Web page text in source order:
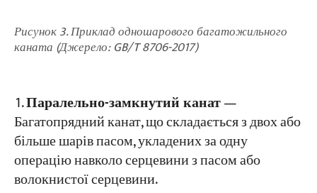
Рисунок 3. Приклад одношарового багатожильного
каната (Джерело: GB/T 8706-2017)
Паралельно-замкнутий канат—
Багатопрядний канат, що складається з двох або
більше шарів пасом, укладених за одну
операцію навколо серцевини з пасом або
волокнистої серцевини.